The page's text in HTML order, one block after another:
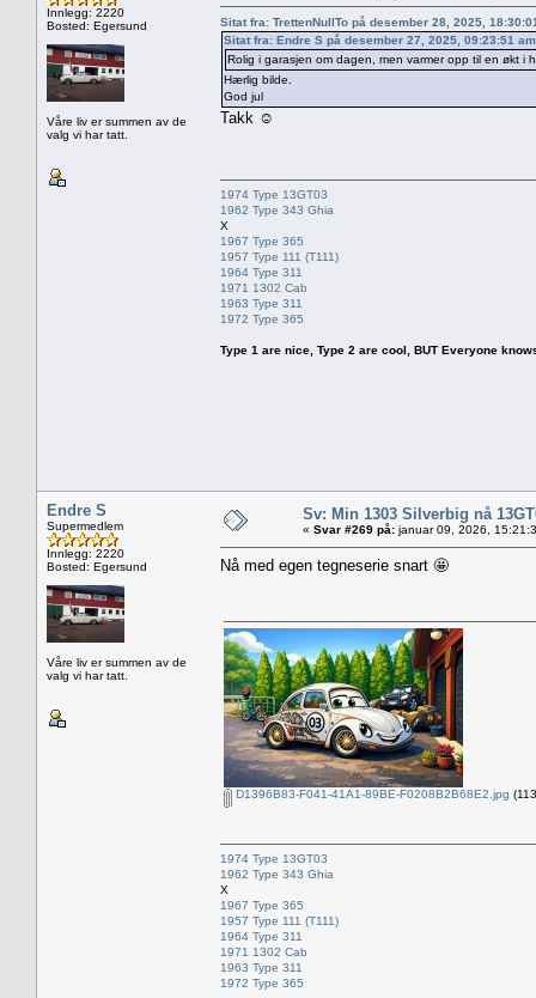
Innlegg: 2220
Bosted: Egersund
Våre liv er summen av de
valg vi har tatt.
Sitat fra: TrettenNullTo på desember 28, 2025,
Sitat fra: Endre S på desember 27, 2025, 09:23:51 am
Rolig i garasjen om dagen, men varmer opp til en økt
Hærlig bilde.
God jul
Takk ☺️
1974 Type 13GT03
1962 Type 343 Ghia
X
1967 Type 365
1957 Type 111 (T111)
1964 Type 311
1971 1302 Cab
1963 Type 311
1972 Type 365
Type 1 are nice, Type 2 are cool, BUT Everyone
Endre S
Supermedlem
Innlegg: 2220
Bosted: Egersund
Våre liv er summen av de
valg vi har tatt.
Sv: Min 1303 Silverbig nå
« Svar #269 på: januar 09, 2026,
Nå med egen tegneserie snart 🤩
D1396B83-F041-41A1-89BE-F0208B2B68E2.jpg
1974 Type 13GT03
1962 Type 343 Ghia
X
1967 Type 365
1957 Type 111 (T111)
1964 Type 311
1971 1302 Cab
1963 Type 311
1972 Type 365